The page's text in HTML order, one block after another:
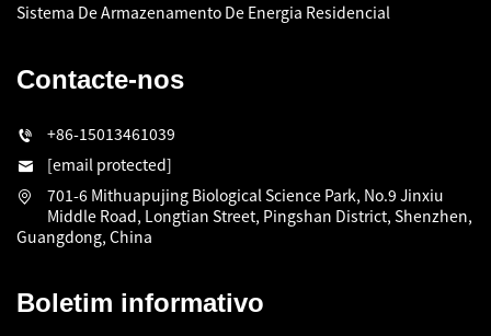
Sistema De Armazenamento De Energia Residencial
Contacte-nos
+86-15013461039
[email protected]
701-6 Mithuapujing Biological Science Park, No.9 Jinxiu
Middle Road, Longtian Street, Pingshan District, Shenzhen,
Guangdong, China
Boletim informativo